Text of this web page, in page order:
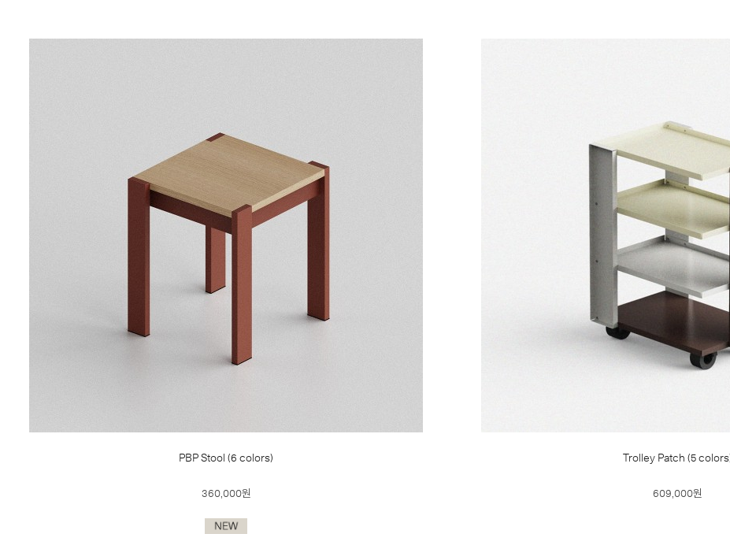
PBP Stool (6 colors)
360,000원
Trolley Patch (5
609,000원